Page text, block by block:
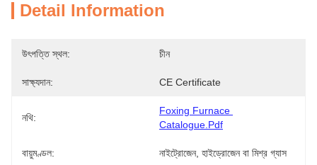
Detail Information
উৎপত্তি স্থল: চীন
সাক্ষ্যদান: CE Certificate
নথি:
Foxing Furnace
Catalogue.pdf
বায়ুমণ্ডল: নাইট্রোজেন, হাইড্রোজেন বা মিশ্র গ্যাস